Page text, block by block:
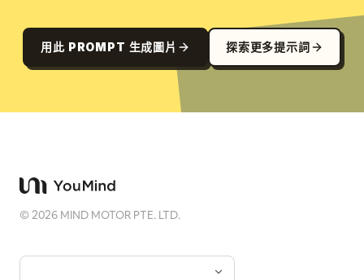
用此 PROMPT 生成圖片 探索更多提示詞
©2026 MIND MOTOR PTE. LTD.